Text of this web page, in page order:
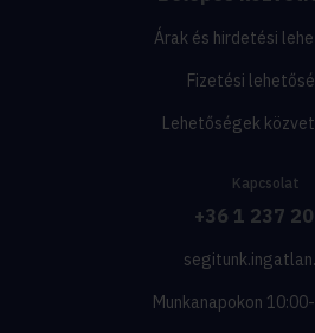
Árak és hirdetési
Fizetési
Lehetőségek
Kapcsolat
+36 1 237
Munkanapokon